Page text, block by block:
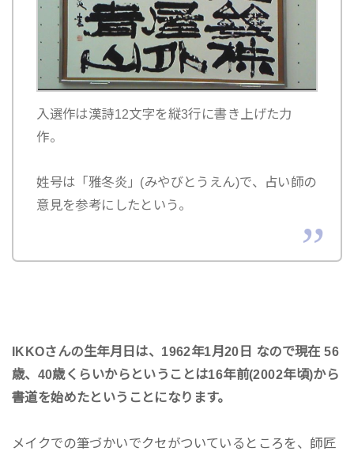
入選作は漢詩12文字を縦3行に書き上げた力
作。
姓号は「雅冬炎」(みやびとうえん)で、占い師の
意見を参考にしたという。
IKKOさんの生年月日は、1962年1月20日 なので現在 56
歳、40歳くらいからということは16年前(2002年頃)から
書道を始めたということになります。
メイクでの筆づかいでクセがついているところを、師匠